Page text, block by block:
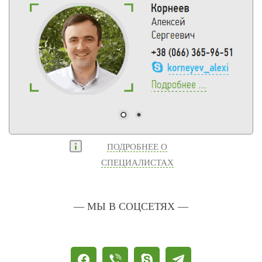
ПОДРОБНЕЕ О
СПЕЦИАЛИСТАХ
— МЫ В СОЦСЕТЯХ —